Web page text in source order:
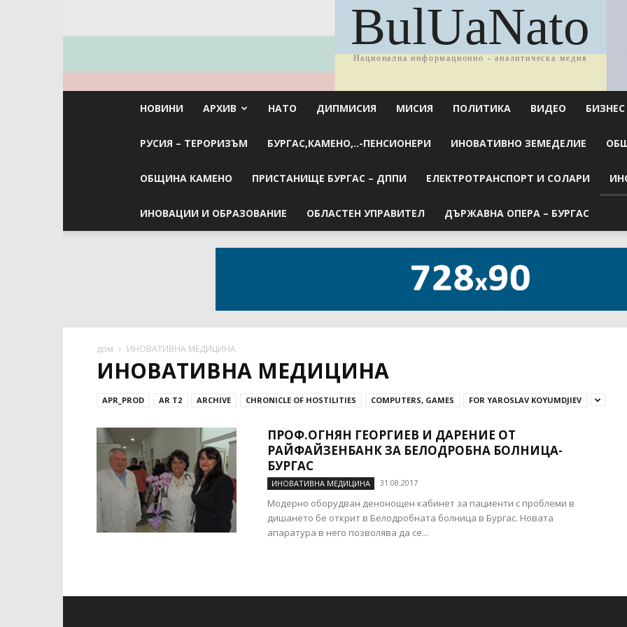
BulUaNato
Национална информационно - аналитическа медия
НОВИНИ АРХИВ НАТО ДИПМИСИЯ МИСИЯ ПОЛИТИКА ВИДЕО БИЗНЕС
РУСИЯ – ТЕРОРИЗЪМ БУРГАС,КАМЕНО,..-ПЕНСИОНЕРИ ИНОВАТИВНО ЗЕМЕДЕЛИЕ
ОБЩИНА КАМЕНО ПРИСТАНИЩЕ БУРГАС – ДППИ ЕЛЕКТРОТРАНСПОРТ И СОЛАРИ
ИНОВАЦИИ И ОБРАЗОВАНИЕ ОБЛАСТЕН УПРАВИТЕЛ ДЪРЖАВНА ОПЕРА – БУРГАС
дом ИНОВАТИВНА МЕДИЦИНА
ИНОВАТИВНА МЕДИЦИНА
APR_PROD AR T2 ARCHIVE CHRONICLE OF HOSTILITIES COMPUTERS, GAMES FOR YAROSLAV KOYUMDJIEV
ПРОФ.ОГНЯН ГЕОРГИЕВ И ДАРЕНИЕ ОТ
РАЙФАЙЗЕНБАНК ЗА БЕЛОДРОБНА БОЛНИЦА-
БУРГАС
ИНОВАТИВНА МЕДИЦИНА 31.08.2017
Модерно оборудван денонощен кабинет за пациенти с проблеми в
дишането бе открит в Белодробната болница в Бургас. Новата
апаратура в него позволява да се...